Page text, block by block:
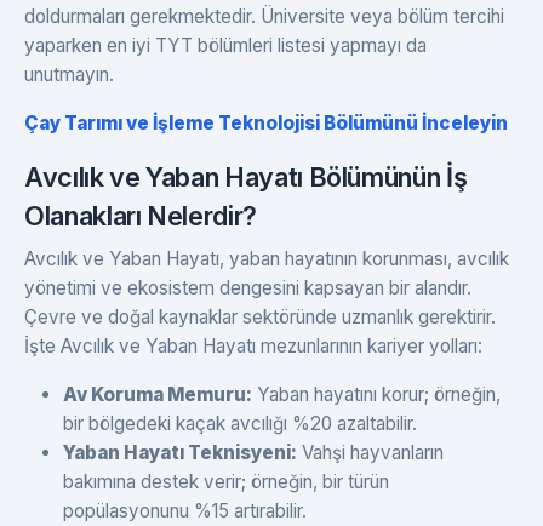
doldurmaları gerekmektedir. Üniversite veya bölüm tercihi
yaparken en iyi TYT bölümleri listesi yapmayı da
unutmayın.
Çay Tarımı ve İşleme Teknolojisi Bölümünü İnceleyin
Avcılık ve Yaban Hayatı Bölümünün İş
Olanakları Nelerdir?
Avcılık ve Yaban Hayatı, yaban hayatının korunması, avcılık
yönetimi ve ekosistem dengesini kapsayan bir alandır.
Çevre ve doğal kaynaklar sektöründe uzmanlık gerektirir.
İşte Avcılık ve Yaban Hayatı mezunlarının kariyer yolları:
Av Koruma Memuru: Yaban hayatını korur; örneğin,
bir bölgedeki kaçak avcılığı %20 azaltabilir.
Yaban Hayatı Teknisyeni: Vahşi hayvanların
bakımına destek verir; örneğin, bir türün
popülasyonunu %15 artırabilir.